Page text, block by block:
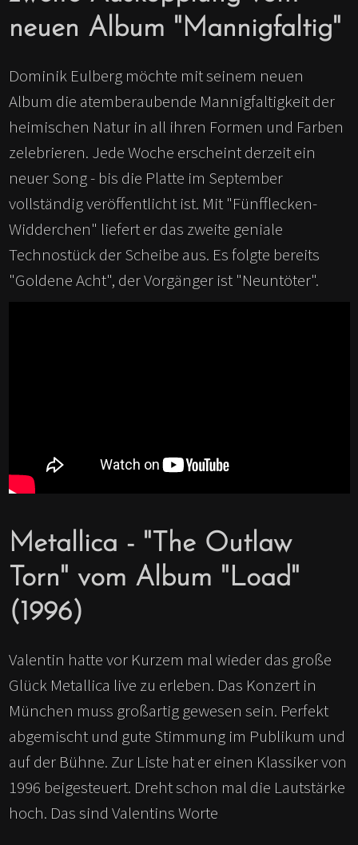
neuen Album "Mannigfaltig"
Dominik Eulberg möchte mit seinem neuen
Album die atemberaubende Mannigfaltigkeit der
heimischen Natur in all ihren Formen und Farben
zelebrieren. Jede Woche erscheint derzeit ein
neuer Song - bis die Platte im September
vollständig veröffentlicht ist. Mit "Fünfflecken-
Widderchen" liefert er das zweite geniale
Technostück der Scheibe aus. Es folgte bereits
"Goldene Acht", der Vorgänger ist "Neuntöter".
Metallica - "The Outlaw
Torn" vom Album "Load"
(1996)
Valentin hatte vor Kurzem mal wieder das große
Glück Metallica live zu erleben. Das Konzert in
München muss großartig gewesen sein. Perfekt
abgemischt und gute Stimmung im Publikum und
auf der Bühne. Zur Liste hat er einen Klassiker von
1996 beigesteuert. Dreht schon mal die Lautstärke
hoch. Das sind Valentins Worte